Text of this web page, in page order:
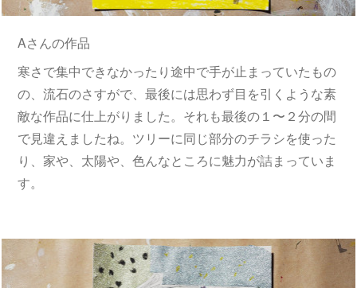
Aさんの作品
寒さで集中できなかったり途中で手が止まっていたもの
の、流石のさすがで、最後には思わず目を引くような素
敵な作品に仕上がりました。それも最後の１〜２分の間
で見違えましたね。ツリーに同じ部分のチラシを使った
り、家や、太陽や、色んなところに魅力が詰まっていま
す。